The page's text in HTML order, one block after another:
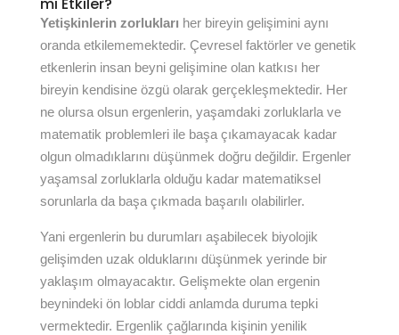
mı Etkiler?
Yetişkinlerin zorlukları her bireyin gelişimini aynı
oranda etkilememektedir. Çevresel faktörler ve genetik
etkenlerin insan beyni gelişimine olan katkısı her
bireyin kendisine özgü olarak gerçekleşmektedir. Her
ne olursa olsun ergenlerin, yaşamdaki zorluklarla ve
matematik problemleri ile başa çıkamayacak kadar
olgun olmadıklarını düşünmek doğru değildir. Ergenler
yaşamsal zorluklarla olduğu kadar matematiksel
sorunlarla da başa çıkmada başarılı olabilirler.
Yani ergenlerin bu durumları aşabilecek biyolojik
gelişimden uzak olduklarını düşünmek yerinde bir
yaklaşım olmayacaktır. Gelişmekte olan ergenin
beynindeki ön loblar ciddi anlamda duruma tepki
vermektedir. Ergenlik çağlarında kişinin yenilik